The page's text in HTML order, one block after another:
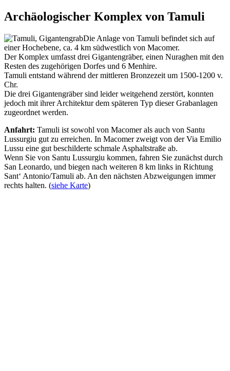
Archäologischer Komplex von Tamuli
Die Anlage von Tamuli befindet sich auf
einer Hochebene, ca. 4 km südwestlich von Macomer.
Der Komplex umfasst drei Gigantengräber, einen Nuraghen mit den
Resten des zugehörigen Dorfes und 6 Menhire.
Tamuli entstand während der mittleren Bronzezeit um 1500-1200 v.
Chr.
Die drei Gigantengräber sind leider weitgehend zerstört, konnten
jedoch mit ihrer Architektur dem späteren Typ dieser Grabanlagen
zugeordnet werden.
Anfahrt: Tamuli ist sowohl von Macomer als auch von Santu
Lussurgiu gut zu erreichen. In Macomer zweigt von der Via Emilio
Lussu eine gut beschilderte schmale Asphaltstraße ab.
Wenn Sie von Santu Lussurgiu kommen, fahren Sie zunächst durch
San Leonardo, und biegen nach weiteren 8 km links in Richtung
Sant‘ Antonio/Tamuli ab. An den nächsten Abzweigungen immer
rechts halten. (siehe Karte)